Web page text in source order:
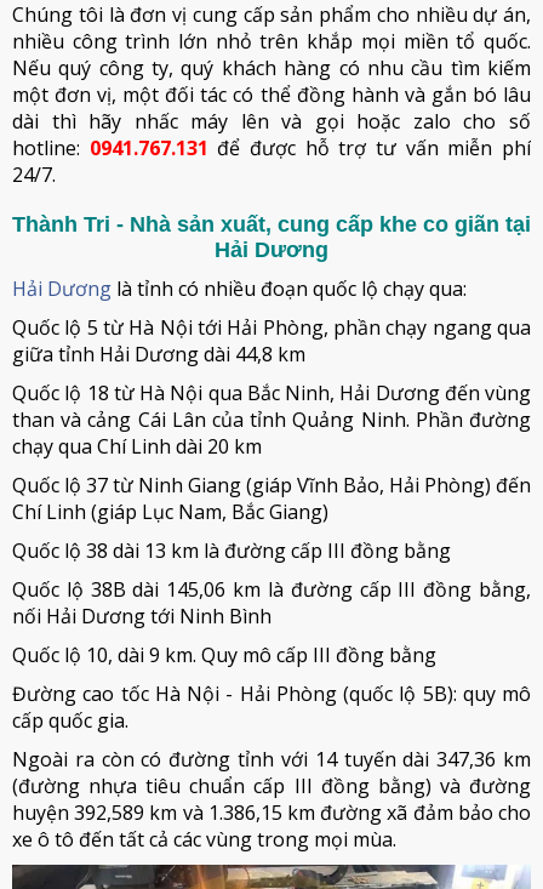
Chúng tôi là đơn vị cung cấp sản phẩm cho nhiều dự án,
nhiều công trình lớn nhỏ trên khắp mọi miền tổ quốc.
Nếu quý công ty, quý khách hàng có nhu cầu tìm kiếm
một đơn vị, một đối tác có thể đồng hành và gắn bó lâu
dài thì hãy nhấc máy lên và gọi hoặc zalo cho số
hotline: 0941.767.131 để được hỗ trợ tư vấn miễn phí
24/7.
Thành Tri - Nhà sản xuất, cung cấp khe co giãn tại
Hải Dương
Hải Dương là tỉnh có nhiều đoạn quốc lộ chạy qua:
Quốc lộ 5 từ Hà Nội tới Hải Phòng, phần chạy ngang qua
giữa tỉnh Hải Dương dài 44,8 km
Quốc lộ 18 từ Hà Nội qua Bắc Ninh, Hải Dương đến vùng
than và cảng Cái Lân của tỉnh Quảng Ninh. Phần đường
chạy qua Chí Linh dài 20 km
Quốc lộ 37 từ Ninh Giang (giáp Vĩnh Bảo, Hải Phòng) đến
Chí Linh (giáp Lục Nam, Bắc Giang)
Quốc lộ 38 dài 13 km là đường cấp III đồng bằng
Quốc lộ 38B dài 145,06 km là đường cấp III đồng bằng,
nối Hải Dương tới Ninh Bình
Quốc lộ 10, dài 9 km. Quy mô cấp III đồng bằng
Đường cao tốc Hà Nội - Hải Phòng (quốc lộ 5B): quy mô
cấp quốc gia.
Ngoài ra còn có đường tỉnh với 14 tuyến dài 347,36 km
(đường nhựa tiêu chuẩn cấp III đồng bằng) và đường
huyện 392,589 km và 1.386,15 km đường xã đảm bảo cho
xe ô tô đến tất cả các vùng trong mọi mùa.